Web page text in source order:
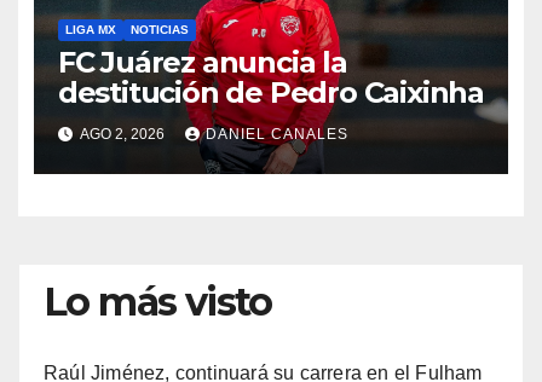
LIGA MX NOTICIAS
FC Juárez anuncia la
destitución de Pedro Caixinha
AGO 2, 2026 DANIEL CANALES
Lo más visto
Raúl Jiménez, continuará su carrera en el Fulham